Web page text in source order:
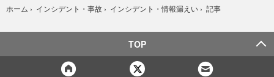
ホーム › インシデント・事故 › インシデント・情報漏えい › 記事
TOP